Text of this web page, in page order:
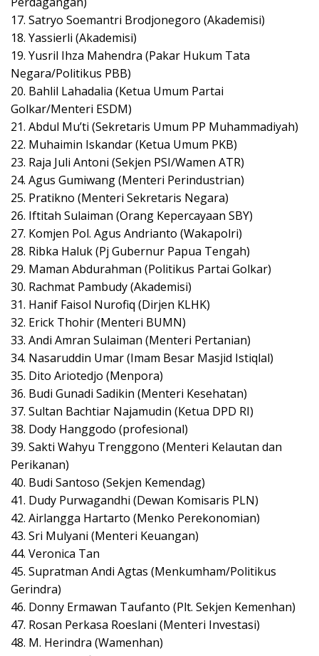
17. Satryo Soemantri Brodjonegoro (Akademisi)
18. Yassierli (Akademisi)
19. Yusril Ihza Mahendra (Pakar Hukum Tata
Negara/Politikus PBB)
20. Bahlil Lahadalia (Ketua Umum Partai
Golkar/Menteri ESDM)
21. Abdul Mu’ti (Sekretaris Umum PP Muhammadiyah)
22. Muhaimin Iskandar (Ketua Umum PKB)
23. Raja Juli Antoni (Sekjen PSI/Wamen ATR)
24. Agus Gumiwang (Menteri Perindustrian)
25. Pratikno (Menteri Sekretaris Negara)
26. Iftitah Sulaiman (Orang Kepercayaan SBY)
27. Komjen Pol. Agus Andrianto (Wakapolri)
28. Ribka Haluk (Pj Gubernur Papua Tengah)
29. Maman Abdurahman (Politikus Partai Golkar)
30. Rachmat Pambudy (Akademisi)
31. Hanif Faisol Nurofiq (Dirjen KLHK)
32. Erick Thohir (Menteri BUMN)
33. Andi Amran Sulaiman (Menteri Pertanian)
34. Nasaruddin Umar (Imam Besar Masjid Istiqlal)
35. Dito Ariotedjo (Menpora)
36. Budi Gunadi Sadikin (Menteri Kesehatan)
37. Sultan Bachtiar Najamudin (Ketua DPD RI)
38. Dody Hanggodo (profesional)
39. Sakti Wahyu Trenggono (Menteri Kelautan dan
Perikanan)
40. Budi Santoso (Sekjen Kemendag)
41. Dudy Purwagandhi (Dewan Komisaris PLN)
42. Airlangga Hartarto (Menko Perekonomian)
43. Sri Mulyani (Menteri Keuangan)
44. Veronica Tan
45. Supratman Andi Agtas (Menkumham/Politikus
Gerindra)
46. Donny Ermawan Taufanto (Plt. Sekjen Kemenhan)
47. Rosan Perkasa Roeslani (Menteri Investasi)
48. M. Herindra (Wamenhan)